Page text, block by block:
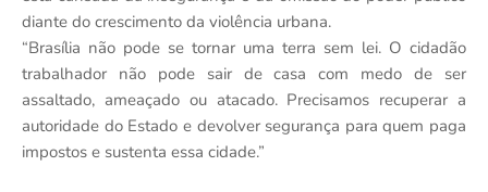
diante do crescimento da violência urbana.
“Brasília não pode se tornar uma terra sem lei. O cidadão
trabalhador não pode sair de casa com medo de ser
assaltado, ameaçado ou atacado. Precisamos recuperar a
autoridade do Estado e devolver segurança para quem paga
impostos e sustenta essa cidade.”